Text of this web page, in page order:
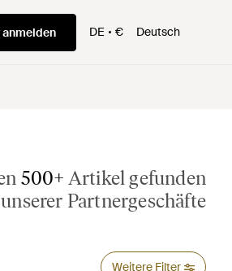
anmelden DE € Deutsch
500+ Artikel gefunden
unserer Partnergeschäfte
Weitere Filter